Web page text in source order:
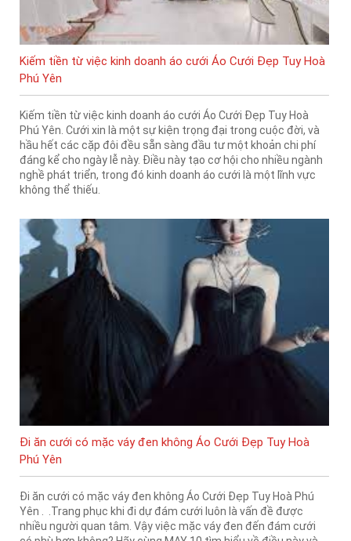
Kiếm tiền từ việc kinh doanh áo cưới Áo Cưới Đẹp Tuy Hoà
Phú Yên
Kiếm tiền từ việc kinh doanh áo cưới Áo Cưới Đẹp Tuy Hoà
Phú Yên. Cưới xin là một sự kiện trọng đại trong cuộc đời, và
hầu hết các cặp đôi đều sẵn sàng đầu tư một khoản chi phí
đáng kể cho ngày lễ này. Điều này tạo cơ hội cho nhiều ngành
nghề phát triển, trong đó kinh doanh áo cưới là một lĩnh vực
không thể thiếu.
Đi ăn cưới có mặc váy đen không Áo Cưới Đẹp Tuy Hoà
Phú Yên
Đi ăn cưới có mặc váy đen không Áo Cưới Đẹp Tuy Hoà Phú
Yên . .Trang phục khi đi dự đám cưới luôn là vấn đề được
nhiều người quan tâm. Vậy việc mặc váy đen đến đám cưới